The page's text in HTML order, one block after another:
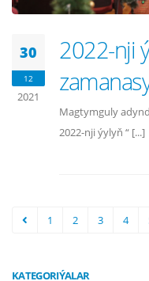
30
12
2021
2022-nji
Magtymguly
2022-nji ýylyň “ [...]
1 2 3 4
KATEGORIÝALAR